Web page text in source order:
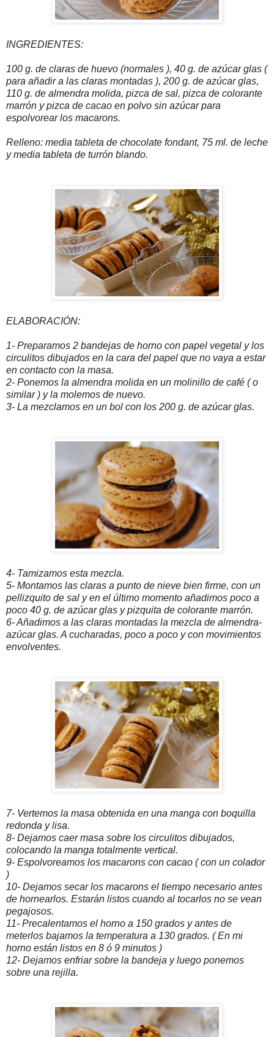
INGREDIENTES:
100 g. de claras de huevo (normales ), 40 g. de azúcar glas (
para añadir a las claras montadas ), 200 g. de azúcar glas,
110 g. de almendra molida, pizca de sal, pizca de colorante
marrón y pizca de cacao en polvo sin azúcar para
espolvorear los macarons.
Relleno: media tableta de chocolate fondant, 75 ml. de leche
y media tableta de turrón blando.
ELABORACIÓN:
1- Preparamos 2 bandejas de horno con papel vegetal y los
circulitos dibujados en la cara del papel que no vaya a estar
en contacto con la masa.
2- Ponemos la almendra molida en un molinillo de café ( o
similar ) y la molemos de nuevo.
3- La mezclamos en un bol con los 200 g. de azúcar glas.
4- Tamizamos esta mezcla.
5- Montamos las claras a punto de nieve bien firme, con un
pellizquito de sal y en el último momento añadimos poco a
poco 40 g. de azúcar glas y pizquita de colorante marrón.
6- Añadimos a las claras montadas la mezcla de almendra-
azúcar glas. A cucharadas, poco a poco y con movimientos
envolventes.
7- Vertemos la masa obtenida en una manga con boquilla
redonda y lisa.
8- Dejamos caer masa sobre los circulitos dibujados,
colocando la manga totalmente vertical.
9- Espolvoreamos los macarons con cacao ( con un colador
)
10- Dejamos secar los macarons el tiempo necesario antes
de hornearlos. Estarán listos cuando al tocarlos no se vean
pegajosos.
11- Precalentamos el horno a 150 grados y antes de
meterlos bajamos la temperatura a 130 grados. ( En mi
horno están listos en 8 ó 9 minutos )
12- Dejamos enfriar sobre la bandeja y luego ponemos
sobre una rejilla.